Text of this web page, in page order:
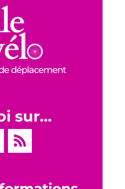
déplacement
sur…